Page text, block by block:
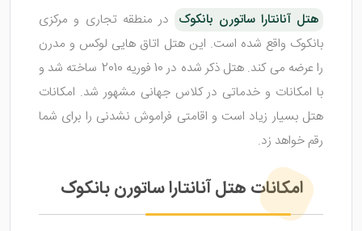
هتل آنانتارا ساتورن بانکوک در منطقه تجاری و مرکزی
بانکوک واقع شده است. این هتل اتاق هایی لوکس و مدرن
را عرضه می کند. هتل ذکر شده در 10 فوریه 2010 ساخته شد و
با امکانات و خدماتی در کلاس جهانی مشهور شد. امکانات
هتل بسیار زیاد است و اقامتی فراموش نشدنی را برای شما
رقم خواهد زد.
امکانات هتل آنانتارا ساتورن بانکوک